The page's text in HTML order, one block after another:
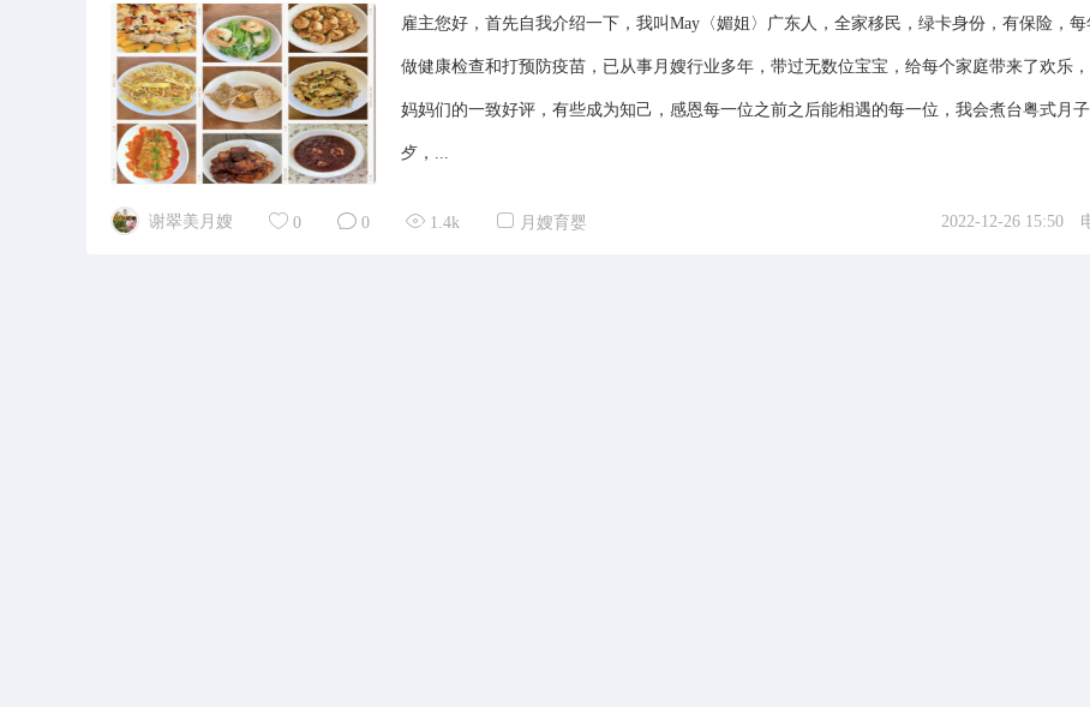
雇主您好，首先自我介绍一下，我叫May〈媚姐〉广东人，全家移民，绿卡身份，有保险，每
做健康检查和打预防疫苗，已从事月嫂行业多年，带过无数位宝宝，给每个家庭带来了欢乐，
妈妈们的一致好评，有些成为知己，感恩每一位之前之后能相遇的每一位，我会煮台粤式月子
歺，...
谢翠美月嫂 0 0 1.4k 月嫂育婴 2022-12-26 15:50